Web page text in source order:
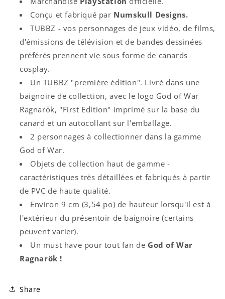
Conçu et fabriqué par Numskull Designs.
TUBBZ - vos personnages de jeux vidéo, de films,
d'émissions de télévision et de bandes dessinées
préférés prennent vie sous forme de canards
cosplay.
Un TUBBZ "première édition". Livré dans une
baignoire de collection, avec le logo God of War
Ragnarök, "First Edition" imprimé sur la base du
canard et un autocollant sur l'emballage.
2 personnages à collectionner dans la gamme
God of War.
Objets de collection haut de gamme -
caractéristiques très détaillées et fabriqués à partir
de PVC de haute qualité.
Environ 9 cm (3,54 po) de hauteur lorsqu'il est à
l'extérieur du présentoir de baignoire (certains
peuvent varier).
Un must have pour tout fan de God of War
Ragnarök !
Share